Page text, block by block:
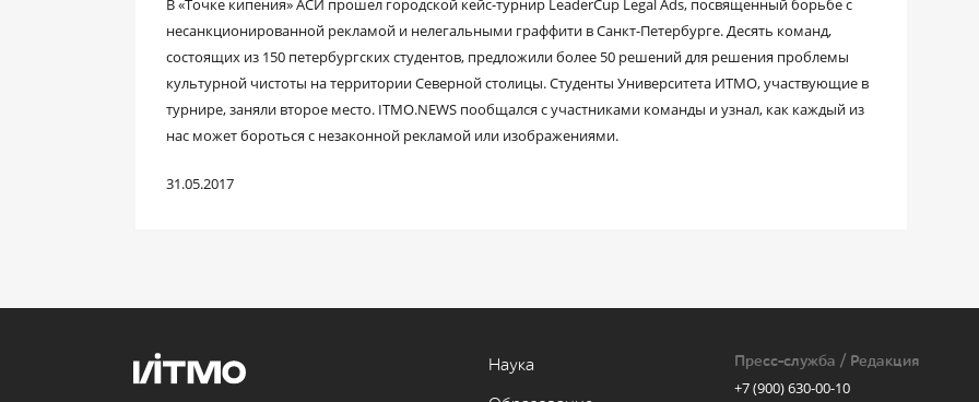
В «Точке кипения» АСИ прошел городской кейс-турнир LeaderCup Legal Ads, посвященный борьбе с
несанкционированной рекламой и нелегальными граффити в Санкт-Петербурге. Десять команд,
состоящих из 150 петербургских студентов, предложили более 50 решений для решения проблемы
культурной чистоты на территории Северной столицы. Студенты Университета ИТМО, участвующие в
турнире, заняли второе место. ITMO.NEWS пообщался с участниками команды и узнал, как каждый из
нас может бороться с незаконной рекламой или изображениями.
31.05.2017
Наука
Пресс-служба / Редакция
+7 (900) 630-00-10